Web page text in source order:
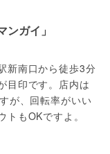
ガイ」
新南口から徒歩3分
目印です。店内は
が、回転率がいい
もOKですよ。